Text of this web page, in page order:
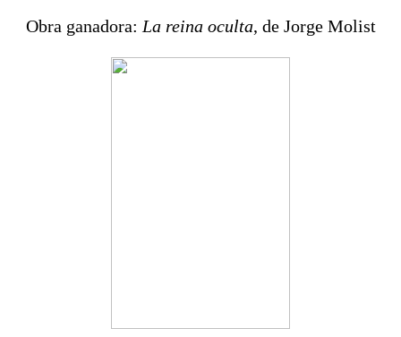
Obra ganadora: La reina oculta, de Jorge Molist